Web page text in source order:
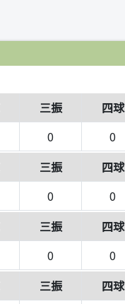
三振 四球
0 0
三振 四球
0 0
三振 四球
0 0
三振 四球